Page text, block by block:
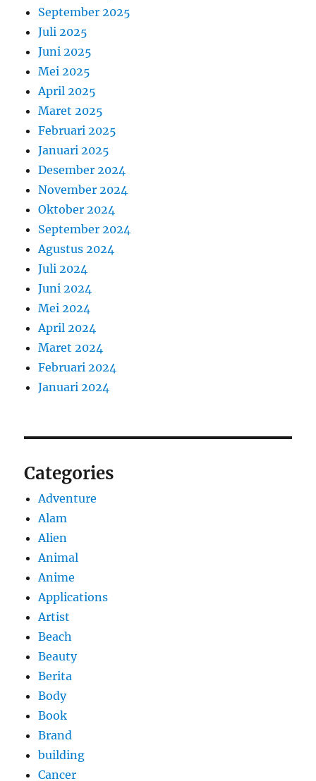
September 2025
Juli 2025
Juni 2025
Mei 2025
April 2025
Maret 2025
Februari 2025
Januari 2025
Desember 2024
November 2024
Oktober 2024
September 2024
Agustus 2024
Juli 2024
Juni 2024
Mei 2024
April 2024
Maret 2024
Februari 2024
Januari 2024
Categories
Adventure
Alam
Alien
Animal
Anime
Applications
Artist
Beach
Beauty
Berita
Body
Book
Brand
building
Cancer